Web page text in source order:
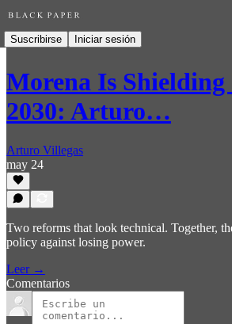
Suscribirse Iniciar sesión
Morena Is
2030: Arturo…
Arturo Villegas
may 24
Two reforms that look technical. Together,
policy against losing power.
Leer →
Comentarios